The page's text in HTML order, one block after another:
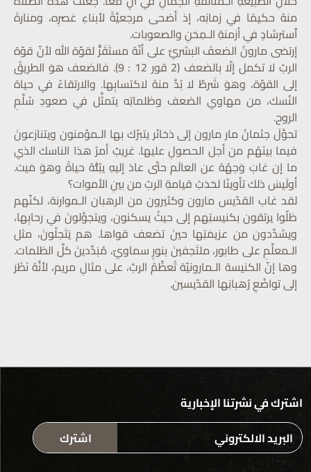
منهُ حكيمًا في زمانِه، إذ أضحى مرجعيَّةً لأبناءِ عَصرِه، ومنارةَ
ٱسترشادٍ في أزمنةِ الـمِحَنِ والصعوبات.
إرتضى مارونُ الضعفَ البشريَّ على أنّهُ مستَقَرٌّ لقوّة الله لأنّ قوّة
الربّ لا تكمل إلّا بالضعف (2 قور 12 : 9). فالضعف هوَ الطريقُ
إلى القوّة، وهوَ شَرطٌ لا بُدَّ منهُ لاكتسابِها. والارتقاءُ في حياة
النُسك، من مهاوي الضعف وظلماتِه يتمثَّل في صعودِ سُلَّمِ
الروح.
تحوَّلَ جثمانُ مار مارون إلى ذخائر يتبرّك بها الـمؤمنون ويتنازعونَ
فيما بينَهُم من أجل الحصولِ عليها. غريبٌ أمرُ هذا الناسك الذي
ما إن غابَ وَجهُهُ عن العالَم حتّى عادَ إليهِ يبُثُّهُ حياةً وهوَ مَيت.
أولَيسَ ذلك تأوينًا لحَدَثِ قيامةِ الربّ من بينِ الأموات؟
لقد غاب القدّيس مارون وكثيرون من الرهبان الـموارنة، لكنّهم
ظلّوا يرتقون بكنيستِهم إلى حيثُ يسكنون، ويتجوَّلونَ في رحابِها،
ويشدِّدون من عزيمَتِها حينَ تضعف قواها. هم يَتَجلّونَ، مثل
الـمعلِّمِ على طابور، ملتَحِفينَ بنورٍ سماويّ، مُبَدِّدينَ كلَّ الظلمات.
وها إنّ الكنيسة الـمارونيّة تُعظِّمُ الربَّ، على مثالِ مريم، لأنَّهُ نَظَرَ
إلى تواضُعِ رُهبانِها القدّيسين.
اشترك في نشرتنا الإخبارية
اشترك